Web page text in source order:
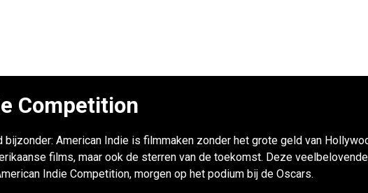
Competition
bijzonder: American Indie is filmmaken zonder het grote geld van
films, maar ook de sterren van de toekomst. Deze
Indie Competition, morgen op het podium bij de Oscars.